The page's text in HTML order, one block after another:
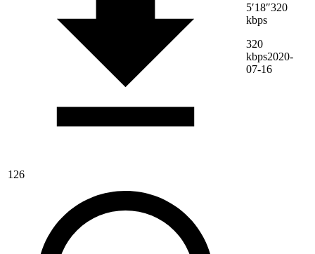
126
5′18″320
kbps
320
kbps2020-
07-16